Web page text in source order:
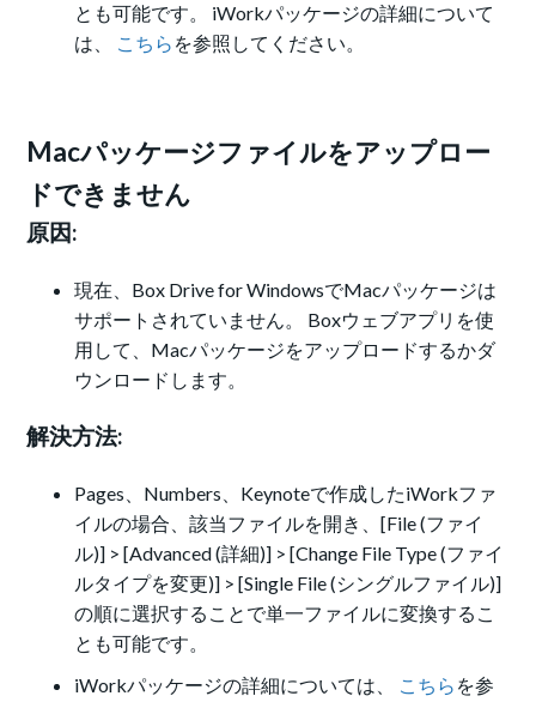
とも可能です。 iWorkパッケージの詳細について
は、 こちら を参照してください。
Macパッケージファイルをアップロー
ドできません
原因:
現在、Box Drive for WindowsでMacパッケージは
サポートされていません。 Boxウェブアプリを使
用して、Macパッケージをアップロードするかダ
ウンロードします。
解決方法:
Pages、Numbers、Keynoteで作成したiWorkファ
イルの場合、該当ファイルを開き、[File (ファイ
ル)] > [Advanced (詳細)] > [Change File Type (ファイ
ルタイプを変更)] > [Single File (シングルファイル)]
の順に選択することで単一ファイルに変換するこ
とも可能です。
iWorkパッケージの詳細については、 こちら を参